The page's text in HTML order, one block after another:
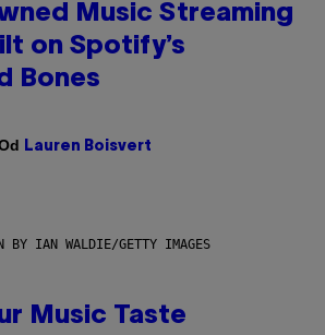
Music Streaming
on Spotify’s
Bones
Lauren Boisvert
BY IAN WALDIE/GETTY IMAGES
Music Taste